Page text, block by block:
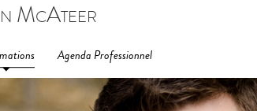
McAteer
Agenda Professionnel